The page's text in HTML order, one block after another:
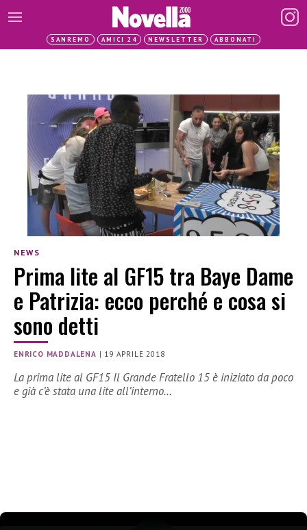
SANREMO AMICI 24 NEWSLETTER ABBONATI
NEWS
Prima lite al GF15 tra Baye Dame
e Patrizia: ecco perché e cosa si
sono detti
ENRICO MADDALENA | 19 APRILE 2018
La prima lite al GF15 Il Grande Fratello 15 è iniziato da poco
e già c’è stata una lite all’interno…